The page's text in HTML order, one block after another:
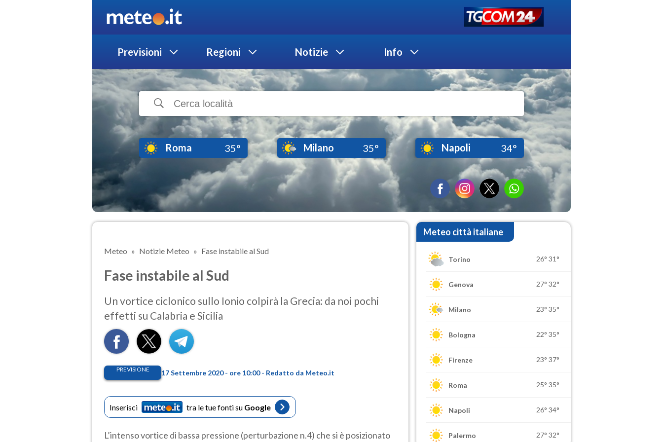
Previsioni Regioni Notizie Info
Roma 35° Milano 35° Napoli 34°
Meteo Notizie Meteo Fase instabile al Sud
Fase instabile al Sud
Un vortice ciclonico sullo Ionio colpirà la Grecia: da noi pochi
effetti su Calabria e Sicilia
PREVISIONE 17 Settembre 2020 - ore 10:00 - Redatto da Meteo.it
Inserisci tra le tue fonti su Google
L’intenso vortice di bassa pressione (perturbazione n.4) che si è posizionato
Meteo città italiane
Torino 26° 31°
Genova 27° 32°
Milano 23° 35°
Bologna 22° 35°
Firenze 23° 37°
Roma 25° 35°
Napoli 26° 34°
Palermo 27° 32°